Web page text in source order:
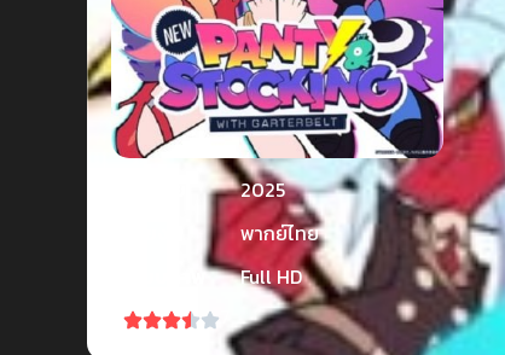
2025
พากย์ไทย
ระบบภาพ
Full HD